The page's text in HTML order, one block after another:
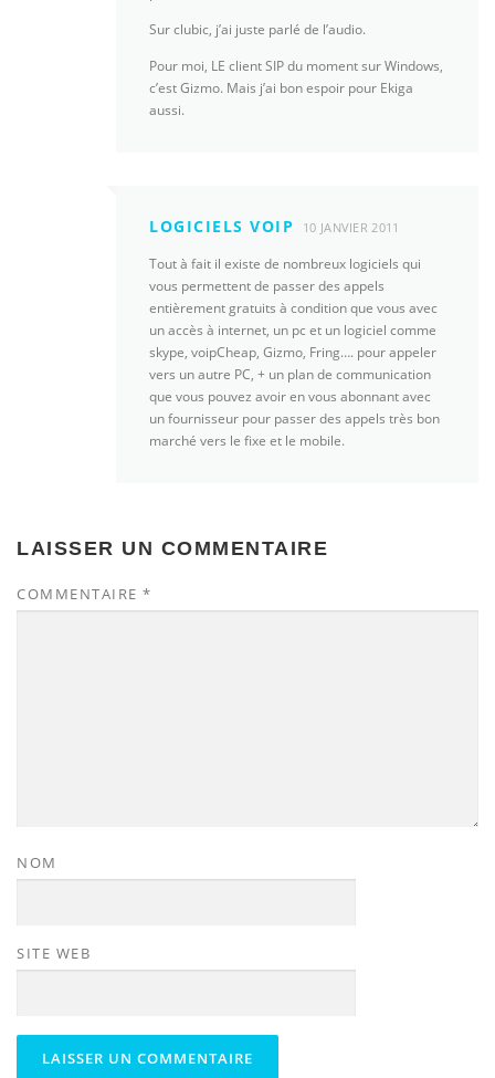
Sur clubic, j’ai juste parlé de l’audio.
Pour moi, LE client SIP du moment sur Windows,
c’est Gizmo. Mais j’ai bon espoir pour Ekiga
aussi.
LOGICIELS VOIP 10 JANVIER 2011
Tout à fait il existe de nombreux logiciels qui
vous permettent de passer des appels
entièrement gratuits à condition que vous avec
un accès à internet, un pc et un logiciel comme
skype, voipCheap, Gizmo, Fring…. pour appeler
vers un autre PC, + un plan de communication
que vous pouvez avoir en vous abonnant avec
un fournisseur pour passer des appels très bon
marché vers le fixe et le mobile.
LAISSER UN COMMENTAIRE
COMMENTAIRE *
NOM
SITE WEB